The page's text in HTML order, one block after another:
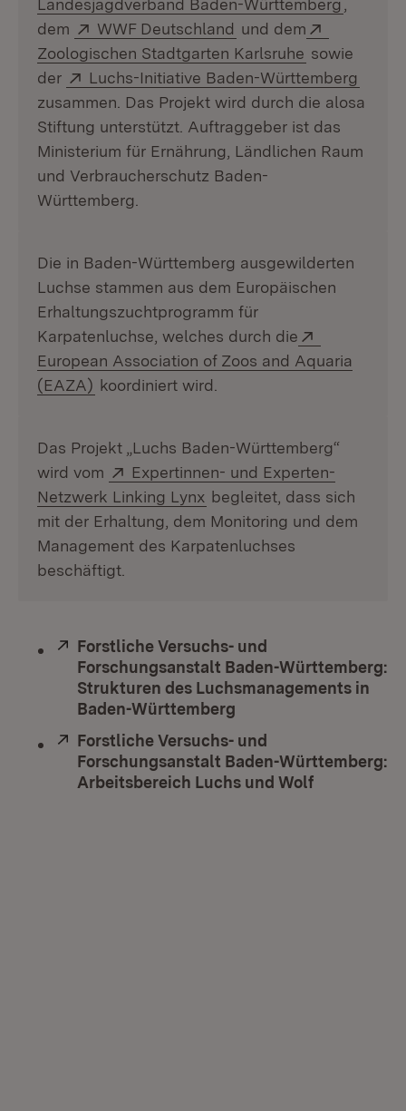
Landesjagdverband Baden-Württemberg
dem
Extern:
WWF Deutschland (Öffnet in neuem
und dem
Zoologischen Stadtgarten Karlsruhe (Öffnet in
sowie
der
Extern:
Luchs-Initiative Baden-Württemberg
zusammen. Das Projekt wird durch die alosa
Stiftung unterstützt. Auftraggeber ist das
Ministerium für Ernährung, Ländlichen Raum
und Verbraucherschutz Baden-
Württemberg.
Die in Baden-Württemberg ausgewilderten
Luchse stammen aus dem Europäischen
Erhaltungszuchtprogramm für
Karpatenluchse, welches durch die
European Association of Zoos and Aquaria
(EAZA) (Öffnet in neuem Fenster)
koordiniert wird.
Das Projekt „Luchs Baden-Württemberg“
wird vom
Extern:
Expertinnen- und Experten-
Netzwerk Linking Lynx (Öffnet in neuem Fenster)
begleitet, dass sich
mit der Erhaltung, dem Monitoring und dem
Management des Karpatenluchses
beschäftigt.
Extern:
Forstliche Versuchs- und
Forschungsanstalt Baden-Württemberg:
Strukturen des Luchsmanagements in
Baden-Württemberg
Extern:
Forstliche Versuchs- und
Forschungsanstalt Baden-Württemberg:
Arbeitsbereich Luchs und Wolf